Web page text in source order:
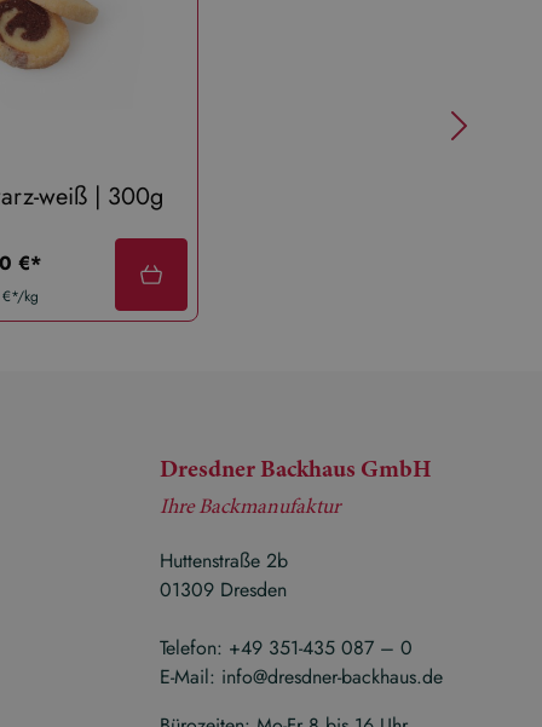
weiß | 300g
preis:
€*
kg
Dresdner Backhaus GmbH
Ihre Backmanufaktur
Huttenstraße 2b
01309 Dresden
Telefon: +49 351-435 087 – 0
E-Mail: info@dresdner-backhaus.de